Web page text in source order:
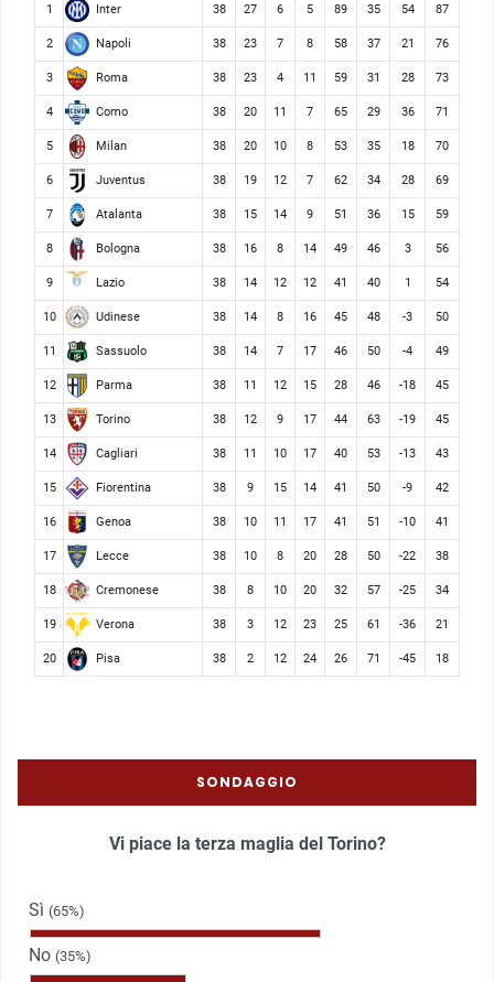
1 Inter 38 27 6 5 89 35 54 87
2 Napoli 38 23 7 8 58 37 21 76
3 Roma 38 23 4 11 59 31 28 73
4 Como 38 20 11 7 65 29 36 71
5 Milan 38 20 10 8 53 35 18 70
6 Juventus 38 19 12 7 62 34 28 69
7 Atalanta 38 15 14 9 51 36 15 59
8 Bologna 38 16 8 14 49 46 3 56
9 Lazio 38 14 12 12 41 40 1 54
10 Udinese 38 14 8 16 45 48 -3 50
11 Sassuolo 38 14 7 17 46 50 -4 49
12 Parma 38 11 12 15 28 46 -18 45
13 Torino 38 12 9 17 44 63 -19 45
14 Cagliari 38 11 10 17 40 53 -13 43
15 Fiorentina 38 9 15 14 41 50 -9 42
16 Genoa 38 10 11 17 41 51 -10 41
17 Lecce 38 10 8 20 28 50 -22 38
18 Cremonese 38 8 10 20 32 57 -25 34
19 Verona 38 3 12 23 25 61 -36 21
20 Pisa 38 2 12 24 26 71 -45 18
SONDAGGIO
Vi piace la terza maglia del Torino?
Sì (65%)
No (35%)